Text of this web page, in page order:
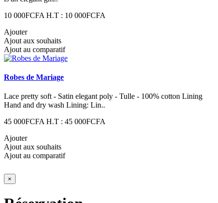
10 000FCFA H.T : 10 000FCFA
Ajouter
Ajout aux souhaits
Ajout au comparatif
Robes de Mariage
Lace pretty soft - Satin elegant poly - Tulle - 100% cotton Lining
Hand and dry wash Lining: Lin..
45 000FCFA H.T : 45 000FCFA
Ajouter
Ajout aux souhaits
Ajout au comparatif
×